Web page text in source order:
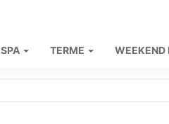
SPA TERME WEEKEND